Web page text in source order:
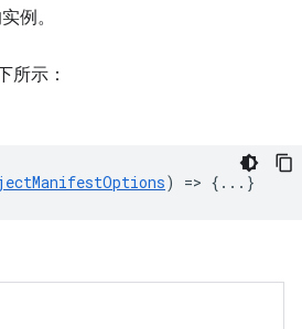
例。
所示：
) => {...}